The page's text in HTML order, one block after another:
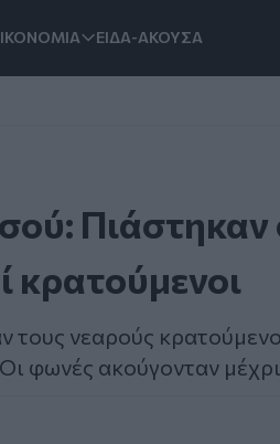
ΕΙΔΑ-ΑΚΟΥΣΑ
Πιάστηκαν
κρατούμενοι
τους νεαρούς
φωνές ακούγονταν